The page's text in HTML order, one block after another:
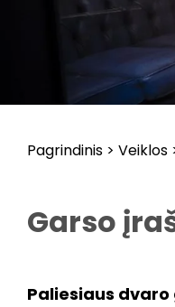
Pagrindinis > Veiklos
Garso
Paliesiaus